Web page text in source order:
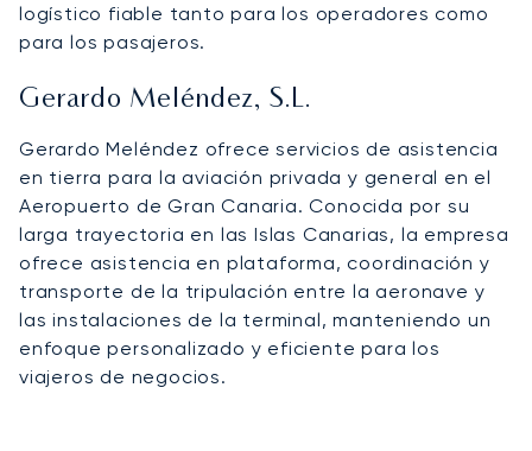
logístico fiable tanto para los operadores como
para los pasajeros.
Gerardo Meléndez, S.L.
Gerardo Meléndez ofrece servicios de asistencia
en tierra para la aviación privada y general en el
Aeropuerto de Gran Canaria. Conocida por su
larga trayectoria en las Islas Canarias, la empresa
ofrece asistencia en plataforma, coordinación y
transporte de la tripulación entre la aeronave y
las instalaciones de la terminal, manteniendo un
enfoque personalizado y eficiente para los
viajeros de negocios.